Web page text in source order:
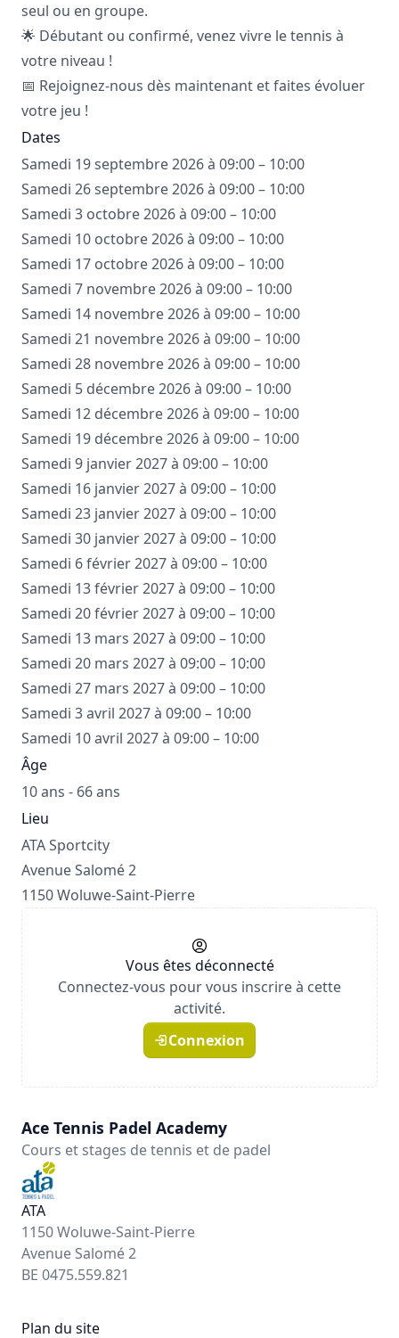
seul ou en groupe.
🌟 Débutant ou confirmé, venez vivre le tennis à
votre niveau !
📅 Rejoignez-nous dès maintenant et faites évoluer
votre jeu !
Dates
Samedi 19 septembre 2026 à 09:00 – 10:00
Samedi 26 septembre 2026 à 09:00 – 10:00
Samedi 3 octobre 2026 à 09:00 – 10:00
Samedi 10 octobre 2026 à 09:00 – 10:00
Samedi 17 octobre 2026 à 09:00 – 10:00
Samedi 7 novembre 2026 à 09:00 – 10:00
Samedi 14 novembre 2026 à 09:00 – 10:00
Samedi 21 novembre 2026 à 09:00 – 10:00
Samedi 28 novembre 2026 à 09:00 – 10:00
Samedi 5 décembre 2026 à 09:00 – 10:00
Samedi 12 décembre 2026 à 09:00 – 10:00
Samedi 19 décembre 2026 à 09:00 – 10:00
Samedi 9 janvier 2027 à 09:00 – 10:00
Samedi 16 janvier 2027 à 09:00 – 10:00
Samedi 23 janvier 2027 à 09:00 – 10:00
Samedi 30 janvier 2027 à 09:00 – 10:00
Samedi 6 février 2027 à 09:00 – 10:00
Samedi 13 février 2027 à 09:00 – 10:00
Samedi 20 février 2027 à 09:00 – 10:00
Samedi 13 mars 2027 à 09:00 – 10:00
Samedi 20 mars 2027 à 09:00 – 10:00
Samedi 27 mars 2027 à 09:00 – 10:00
Samedi 3 avril 2027 à 09:00 – 10:00
Samedi 10 avril 2027 à 09:00 – 10:00
Âge
10 ans - 66 ans
Lieu
ATA Sportcity
Avenue Salomé 2
1150 Woluwe-Saint-Pierre
Vous êtes déconnecté
Connectez-vous pour vous inscrire à cette
activité.
Connexion
Ace Tennis Padel Academy
Cours et stages de tennis et de padel
ATA
1150 Woluwe-Saint-Pierre
Avenue Salomé 2
BE 0475.559.821
Plan du site